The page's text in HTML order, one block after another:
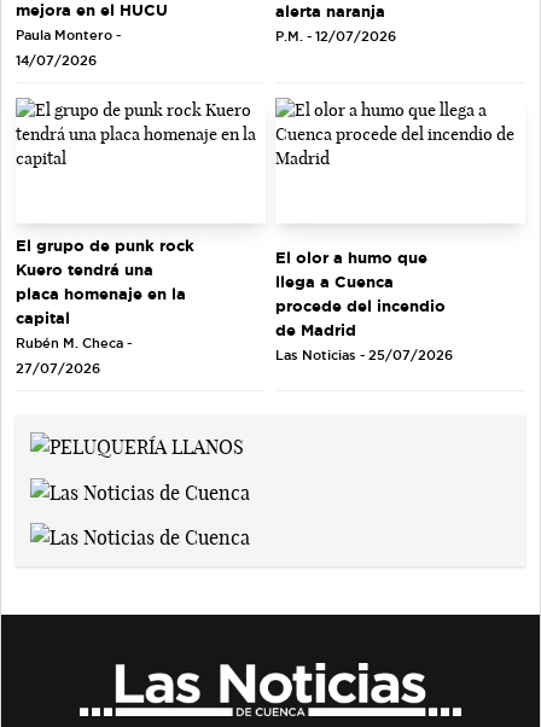
mejora en el HUCU
Paula Montero -
14/07/2026
alerta naranja
P.M. - 12/07/2026
El grupo de punk rock
Kuero tendrá una
placa homenaje en la
capital
Rubén M. Checa -
27/07/2026
El olor a humo que
llega a Cuenca
procede del incendio
de Madrid
Las Noticias - 25/07/2026